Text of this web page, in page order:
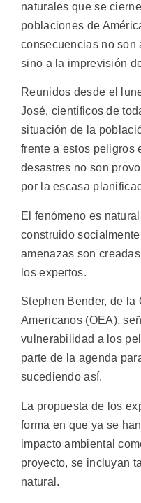
naturales que se
poblaciones de
consecuencias no son
sino a la imprevisión
Reunidos desde el
José, científicos de
situación de la
frente a estos peligros
desastres no son
por la escasa
El fenómeno es
construido
amenazas son
los expertos.
Stephen Bender, de la
Americanos (OEA),
vulnerabilidad a los
parte de la agenda
sucediendo así.
La propuesta de los
forma en que ya se
impacto ambiental
proyecto, se incluyan
natural.